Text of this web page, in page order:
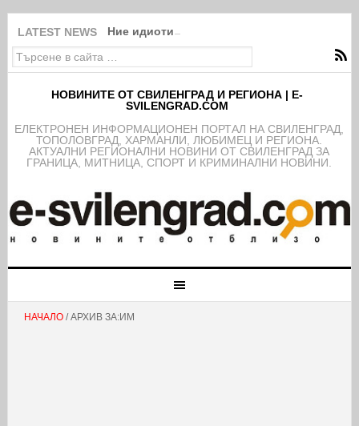
LATEST NEWS Ние идиоти ли сме?!
НОВИНИТЕ ОТ СВИЛЕНГРАД И РЕГИОНА | E-
SVILENGRAD.COM
EЛЕКТРОНЕН ИНФОРМАЦИОНЕН ПОРТАЛ НА СВИЛЕНГРАД,
ТОПОЛОВГРАД, ХАРМАНЛИ, ЛЮБИМЕЦ И РЕГИОНА.
АКТУАЛНИ РЕГИОНАЛНИ НОВИНИ ОТ СВИЛЕНГРАД ЗА
ГРАНИЦА, МИТНИЦА, СПОРТ И КРИМИНАЛНИ НОВИНИ.
НАЧАЛО/ АРХИВ ЗА:ИМ